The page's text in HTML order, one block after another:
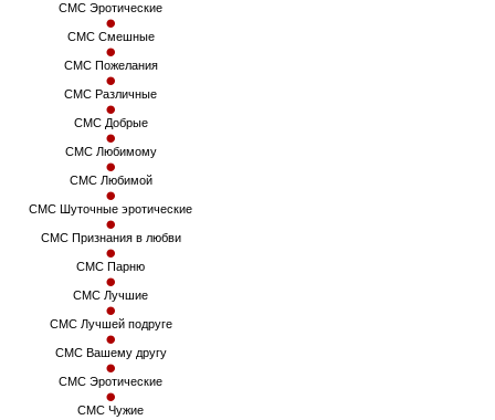
СМС Эротические
СМС Смешные
СМС Пожелания
СМС Различные
СМС Добрые
СМС Любимому
СМС Любимой
СМС Шуточные эротические
СМС Признания в любви
СМС Парню
СМС Лучшие
СМС Лучшей подруге
СМС Вашему другу
СМС Эротические
СМС Чужие